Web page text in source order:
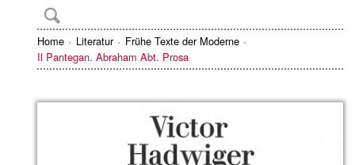
Home Literatur
Frühe Texte der Moderne
Il Pantegan. Abraham Abt. Prosa